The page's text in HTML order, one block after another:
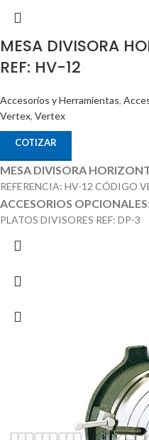
MESA DIVISORA
REF: HV-12
Accesorios y Herramientas,
Vertex, Vertex
COTIZAR
MESA DIVISORA
REFERENCIA: HV-12 CÓDIGO
ACCESORIOS
PLATOS DIVISORES REF: DP-3